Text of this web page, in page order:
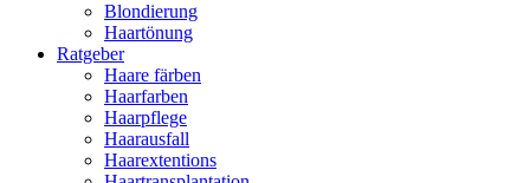
Blondierung
Haartönung
Ratgeber
Haare färben
Haarfarben
Haarpflege
Haarausfall
Haarextentions